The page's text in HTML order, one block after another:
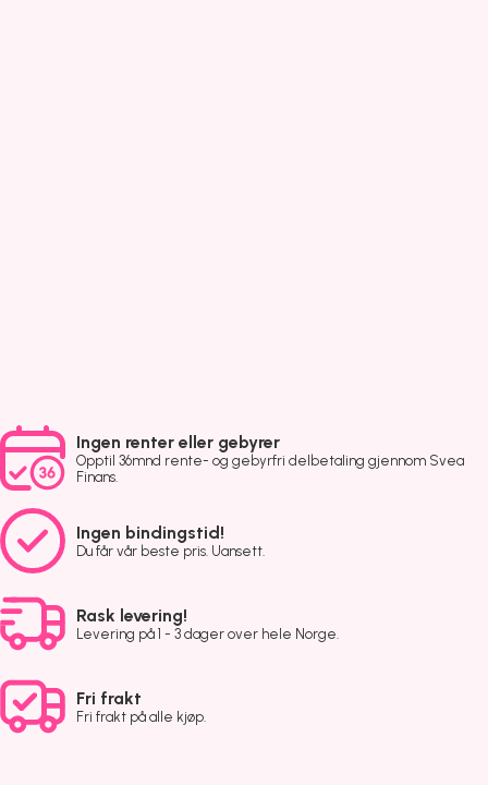
Ingen renter eller gebyrer
Opptil 36mnd rente- og gebyrfri delbetaling gjennom Svea
Finans.
Ingen bindingstid!
Du får vår beste pris. Uansett.
Rask levering!
Levering på 1 - 3 dager over hele Norge.
Fri frakt
Fri frakt på alle kjøp.